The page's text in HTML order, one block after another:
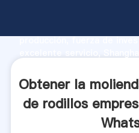
producción, fuerza de
aporta valores a todos los
Obtener la
de rodillos